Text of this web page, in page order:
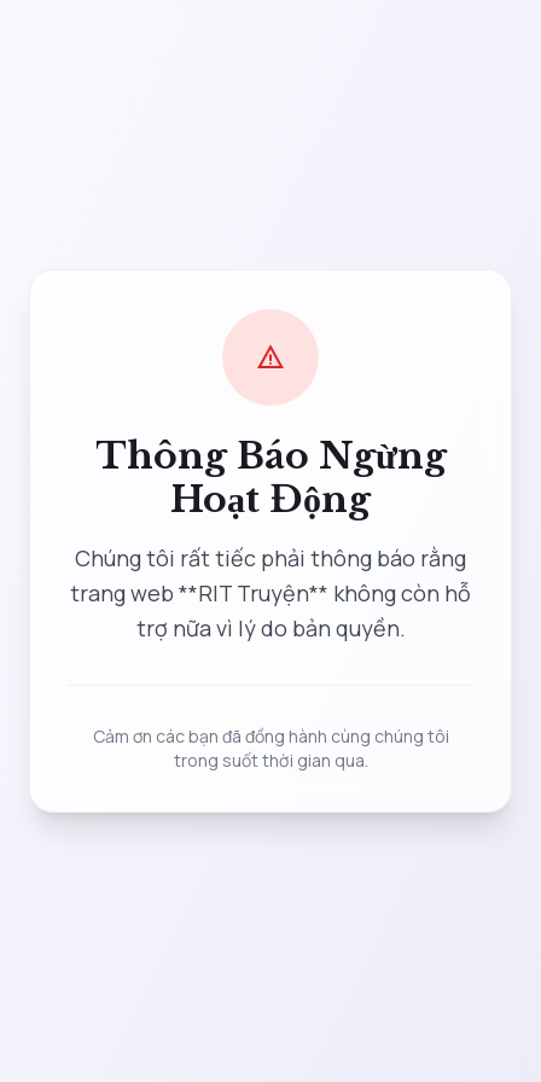
warning
Thông Báo Ngừng
Hoạt Động
Chúng tôi rất tiếc phải thông báo rằng
trang web **RIT Truyện** không còn hỗ
trợ nữa vì lý do bản quyền.
Cảm ơn các bạn đã đồng hành cùng chúng tôi
trong suốt thời gian qua.